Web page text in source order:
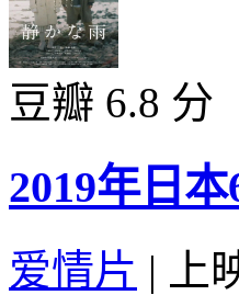
豆瓣 6.8 分
2019年日
爱情片 | 上